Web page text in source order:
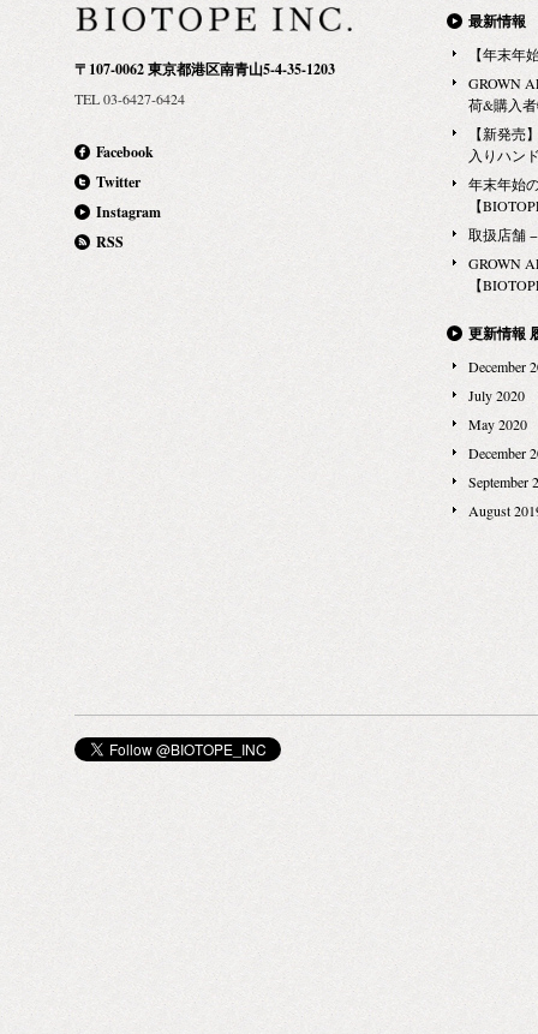
なたは何を
うやって？
な地域で、
うに実現で
んか？ 「
ーブして、
WATER
world（ペド
収集器）設
ーブした水
をムービー
STOP THE
フォーム：
記事- 「
27, 2014 「
〒107-0062 東京都港区南青山5-4-35-1203
TEL 03-6427-6424
Facebook
Twitter
Instagram
RSS
最新情報
【年末年
GROWN
荷&購入
【新発売
入りハン
年末年始
【
取扱店舗
GROWN
【
更新情報
December
July 2020
May 2020
December
September
August